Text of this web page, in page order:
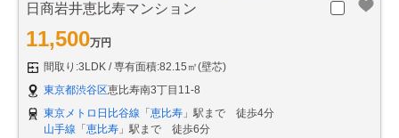
日商岩井恵比寿マンション
11,500万円
間取り:3LDK
専有面積:82.15㎡(壁芯)
東京都渋谷区恵比寿南3丁目11-8
東京メトロ日比谷線 「 恵比寿 」駅まで 徒歩4分
山手線 「 恵比寿 」駅まで 徒歩6分